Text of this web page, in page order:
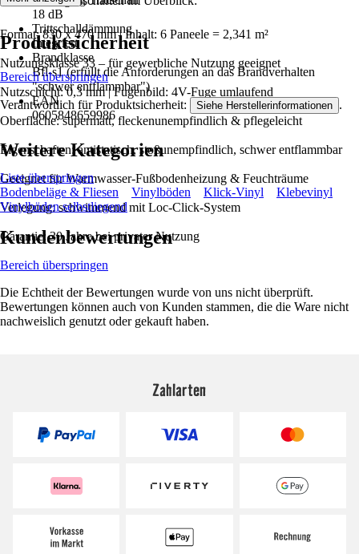
18 dB
Trittschalldämmung
Integriert
Brandklasse
Bfl-s1 (erfüllt die Anforderungen an das Brandverhalten
"schwer entflammbar")
EAN
0605848659986
Format: 830 x 470 mm | Inhalt: 6 Paneele = 2,341 m²
Nutzungsklasse 33 – für gewerbliche Nutzung geeignet
Nutzschicht: 0,3 mm | Fugenbild: 4V-Fuge umlaufend
Oberfläche: supermatt, fleckenunempfindlich & pflegeleicht
Eigenschaften: antistatisch, stoßunempfindlich, schwer entflammbar
Geeignet für Warmwasser-Fußbodenheizung & Feuchträume
Verlegung: schwimmend mit Loc-Click-System
Garantie: 30 Jahre bei privater Nutzung
Produktsicherheit
Bereich überspringen
Verantwortlich für Produktsicherheit: Siehe Herstellerinformationen .
Weitere Kategorien
Liste überspringen
Bodenbeläge & Fliesen
Vinylböden Klick-Vinyl
Klebevinyl
Vinylböden selbstliegend
Kundenbewertungen
Bereich überspringen
Die Echtheit der Bewertungen wurde von uns nicht überprüft.
Bewertungen können auch von Kunden stammen, die die Ware nicht
nachweislich genutzt oder gekauft haben.
Zahlarten